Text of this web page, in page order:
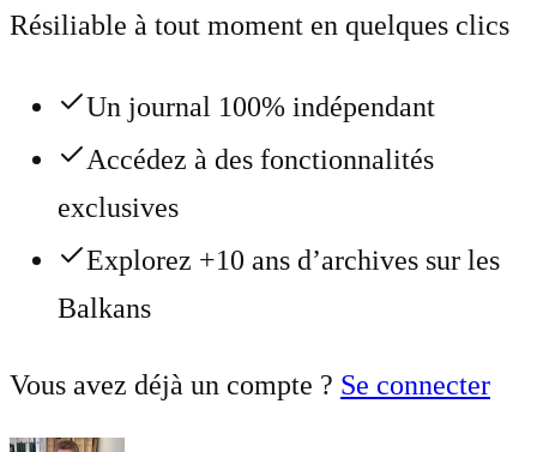
Résiliable à tout moment en quelques clics
Un journal 100% indépendant
Accédez à des fonctionnalités
exclusives
Explorez +10 ans d’archives sur les
Balkans
Vous avez déjà un compte ? Se connecter